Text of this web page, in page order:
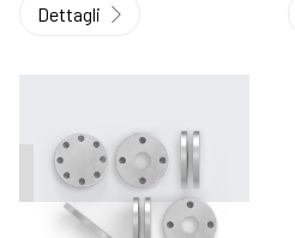
Dettagli